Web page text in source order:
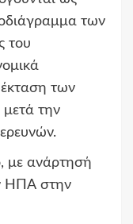
των
του
των
την
με ανάρτησή
ΗΠΑ στην